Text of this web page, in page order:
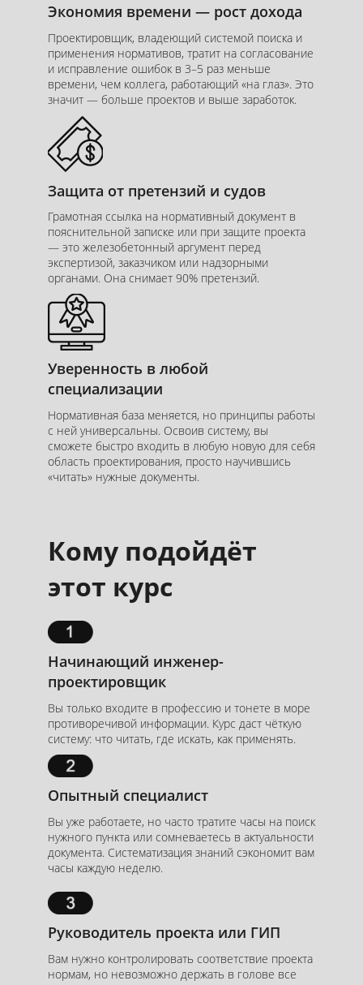
Курс
Экономия времени — рост дохода
Проектировщик, владеющий системой поиска и
применения нормативов, тратит на согласование
и исправление ошибок в 3–5 раз меньше
времени, чем коллега, работающий «на глаз». Это
значит — больше проектов и выше заработок.
Защита от претензий и судов
Грамотная ссылка на нормативный документ в
пояснительной записке или при защите проекта
— это железобетонный аргумент перед
экспертизой, заказчиком или надзорными
органами. Она снимает 90% претензий.
Уверенность в любой
специализации
Нормативная база меняется, но принципы работы
с ней универсальны. Освоив систему, вы
сможете быстро входить в любую новую для себя
область проектирования, просто научившись
«читать» нужные документы.
Кому подойдёт
этот курс
Начинающий инженер-
проектировщик
Вы только входите в профессию и тонете в море
противоречивой информации. Курс даст чёткую
систему: что читать, где искать, как применять.
Опытный специалист
Вы уже работаете, но часто тратите часы на поиск
нужного пункта или сомневаетесь в актуальности
документа. Систематизация знаний сэкономит вам
часы каждую неделю.
Руководитель проекта или ГИП
Вам нужно контролировать соответствие проекта
нормам, но невозможно держать в голове все